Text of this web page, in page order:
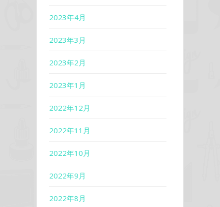
2023年4月
2023年3月
2023年2月
2023年1月
2022年12月
2022年11月
2022年10月
2022年9月
2022年8月